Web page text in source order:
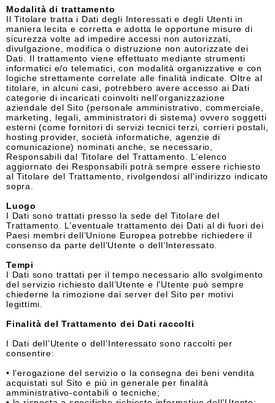
Modalità di trattamento
Il Titolare tratta i Dati degli Interessati e degli Utenti in
maniera lecita e corretta e adotta le opportune misure di
sicurezza volte ad impedire accessi non autorizzati,
divulgazione, modifica o distruzione non autorizzate dei
Dati. Il trattamento viene effettuato mediante strumenti
informatici e/o telematici, con modalità organizzative e con
logiche strettamente correlate alle finalità indicate. Oltre al
titolare, in alcuni casi, potrebbero avere accesso ai Dati
categorie di incaricati coinvolti nell’organizzazione
aziendale del Sito (personale amministrativo, commerciale,
marketing, legali, amministratori di sistema) ovvero soggetti
esterni (come fornitori di servizi tecnici terzi, corrieri postali,
hosting provider, società informatiche, agenzie di
comunicazione) nominati anche, se necessario,
Responsabili dal Titolare del Trattamento. L’elenco
aggiornato dei Responsabili potrà sempre essere richiesto
al Titolare del Trattamento, rivolgendosi all’indirizzo indicato
sopra.
Luogo
I Dati sono trattati presso la sede del Titolare del
Trattamento. L’eventuale trattamento dei Dati al di fuori dei
Paesi membri dell’Unione Europea potrebbe richiedere il
consenso da parte dell’Utente o dell’Interessato.
Tempi
I Dati sono trattati per il tempo necessario allo svolgimento
del servizio richiesto dall’Utente e l’Utente può sempre
chiederne la rimozione dai server del Sito per motivi
legittimi.
Finalità del Trattamento dei Dati raccolti
I Dati dell’Utente o dell’Interessato sono raccolti per
consentire:
• l’erogazione del servizio o la consegna dei beni vendita
acquistati sul Sito e più in generale per finalità
amministrativo-contabili o tecniche;